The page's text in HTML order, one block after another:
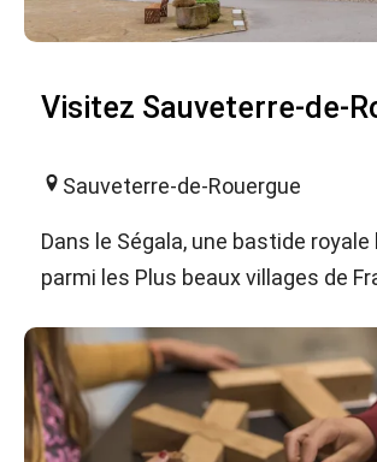
Visitez Sauveterre-de-
Sauveterre-de-Rouergue
Dans le Ségala, une bastide royale
parmi les Plus beaux villages de